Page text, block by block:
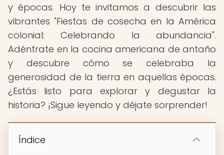
y épocas. Hoy te invitamos a descubrir las
vibrantes "Fiestas de cosecha en la América
colonial: Celebrando la abundancia".
Adéntrate en la cocina americana de antaño
y descubre cómo se celebraba la
generosidad de la tierra en aquellas épocas.
¿Estás listo para explorar y degustar la
historia? ¡Sigue leyendo y déjate sorprender!
Índice